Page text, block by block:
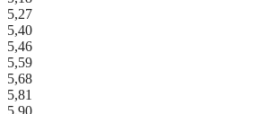
5,27
5,40
5,46
5,59
5,68
5,81